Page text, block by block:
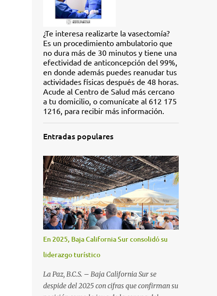
¿Te interesa realizarte la vasectomía?
Es un procedimiento ambulatorio que
no dura más de 30 minutos y tiene una
efectividad de anticoncepción del 99%,
en donde además puedes reanudar tus
actividades físicas después de 48 horas.
Acude al Centro de Salud más cercano
a tu domicilio, o comunícate al 612 175
1216, para recibir más información.
Entradas populares
En 2025, Baja California Sur consolidó su
liderazgo turístico
La Paz, B.C.S. – Baja California Sur se
despide del 2025 con cifras que confirman su